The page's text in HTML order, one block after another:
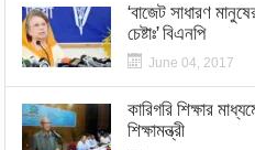
‘বাজেট সাধারণ
চেষ্টাঃ’ বিএনপি
June 04, 2017
কারিগরি শিক্ষার
শিক্ষামন্ত্রী